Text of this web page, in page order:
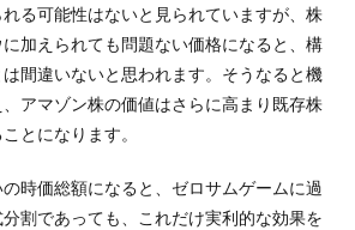
る可能性はないと見られていますが、株
加えられても問題ない価格になると、構
間違いないと思われます。そうなると機
アマゾン株の価値はさらに高まり既存株
とになります。
時価総額になると、ゼロサムゲームに過
割であっても、これだけ実利的な効果を